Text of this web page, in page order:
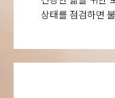
상태를 점검하면